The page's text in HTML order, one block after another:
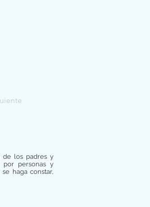
de los padres y
por personas y
haga constar,